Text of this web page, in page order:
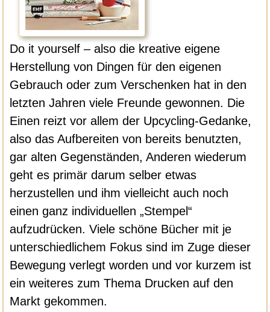
Do it yourself – also die kreative eigene
Herstellung von Dingen für den eigenen
Gebrauch oder zum Verschenken hat in den
letzten Jahren viele Freunde gewonnen. Die
Einen reizt vor allem der Upcycling-Gedanke,
also das Aufbereiten von bereits benutzten,
gar alten Gegenständen, Anderen wiederum
geht es primär darum selber etwas
herzustellen und ihm vielleicht auch noch
einen ganz individuellen „Stempel“
aufzudrücken. Viele schöne Bücher mit je
unterschiedlichem Fokus sind im Zuge dieser
Bewegung verlegt worden und vor kurzem ist
ein weiteres zum Thema Drucken auf den
Markt gekommen.